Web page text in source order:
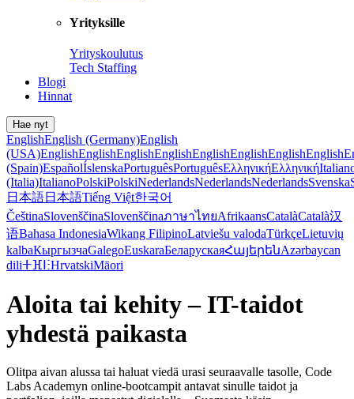
Yrityksille
Yrityskoulutus
Tech Staffing
Blogi
Hinnat
Hae nyt
EnglishEnglish (Germany)English
(USA)EnglishEnglishEnglishEnglishEnglishEnglishEnglishEnglish
(Spain)EspañolÍslenskaPortuguêsPortuguêsΕλληνικήΕλληνική
(Italia)ItalianoPolskiPolskiNederlandsNederlandsNederlandsSvenska
日本語日本語Tiếng Việt한국어
ČeštinaSlovenščinaSlovenščinaภาษาไทยAfrikaansCatalàCatalà汉
语Bahasa IndonesiaWikang FilipinoLatviešu valodaTürkçeLietuvių
kalbaКыргызчаGalegoEuskaraБеларускаяՀայերենAzərbaycan
diliⵜⴼⵏⵗHrvatskiMāori
Aloita tai kehity – IT-taidot
yhdestä paikasta
Olitpa aivan alussa tai haluat viedä urasi seuraavalle tasolle, Code
Labs Academyn online-bootcampit antavat sinulle taidot ja